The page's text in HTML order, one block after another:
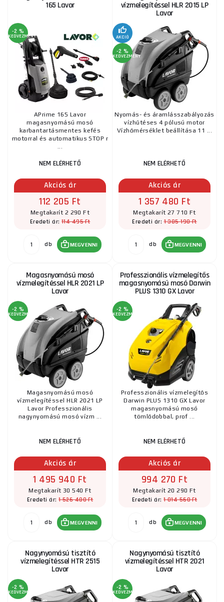
165 Lavor
-2 %
KEDVEZMÉNY
APrime 165 Lavor
magasnyomású mosó
karbantartásmentes kefés
motorral és automatikus STOP r
...
NEM ELÉRHETŐ
Akciós ár
112 205 Ft
Megtakarít 2 290 Ft
Eredeti ár: 114 495 Ft
db MEGVENNI
vízmelegítéssel HLR 2015 LP
Lavor
AKCIÓ
-2 %
KEDVEZMÉNY
Nyomás- és áramlásszabályozás
vízhűtéses 4 pólusú motor
Vízhőmérséklet beállítása 11 ...
NEM ELÉRHETŐ
Akciós ár
1 357 480 Ft
Megtakarít 27 710 Ft
Eredeti ár:1 385 190 Ft
db MEGVENNI
Magasnyomású mosó
vízmelegítéssel HLR 2021 LP
Lavor
-2 %
KEDVEZMÉNY
Magasnyomású mosó
vízmelegítéssel HLR 2021 LP
Lavor Professzionális
nagynyomású mosó vízm ...
NEM ELÉRHETŐ
Akciós ár
1 495 940 Ft
Megtakarít 30 540 Ft
Eredeti ár: 1 526 480 Ft
db MEGVENNI
Professzionális vízmelegítős
magasnyomású mosó Darwin
PLUS 1310 GX Lavor
-2 %
KEDVEZMÉNY
Professzionális vízmelegítős
Darwin PLUS 1310 GX Lavor
magasnyomású mosó
tömlődobbal, prof ...
NEM ELÉRHETŐ
Akciós ár
994 270 Ft
Megtakarít 20 290 Ft
Eredeti ár: 1 014 560 Ft
db MEGVENNI
Nagynyomású tisztító
vízmelegítéssel HTR 2515
Lavor
-2 %
KEDVEZMÉNY
Nagynyomású tisztító
vízmelegítéssel HTR 2021
Lavor
-2 %
KEDVEZMÉNY